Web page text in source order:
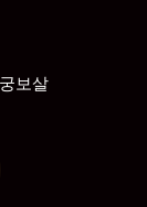
보살